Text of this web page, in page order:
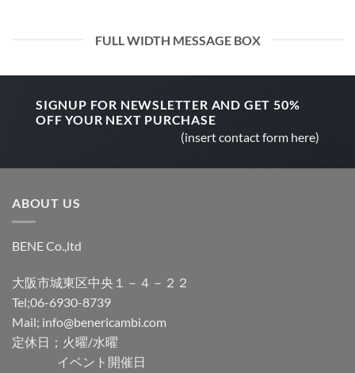
FULL WIDTH MESSAGE BOX
SIGNUP FOR NEWSLETTER AND GET 50%
OFF YOUR NEXT PURCHASE
(insert contact form here)
ABOUT US
BENE Co.,ltd
大阪市城東区中央１－４－２２
Tel;06-6930-8739
Mail; info@benericambi.com
定休日；火曜/水曜
イベント開催日